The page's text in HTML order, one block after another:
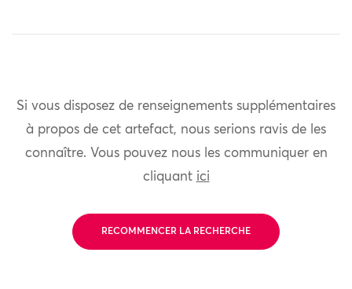
Si vous disposez de renseignements supplémentaires
à propos de cet artefact, nous serions ravis de les
connaître. Vous pouvez nous les communiquer en
cliquant ici
RECOMMENCER LA RECHERCHE